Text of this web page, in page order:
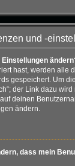
und -
hast, werden alle
gespeichert. Um
der Link dazu
deinen
ändern.
dass mein